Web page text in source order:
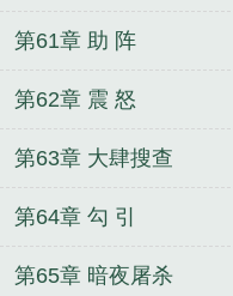
第61章 助 阵
第62章 震 怒
第63章 大肆搜查
第64章 勾 引
第65章 暗夜屠杀